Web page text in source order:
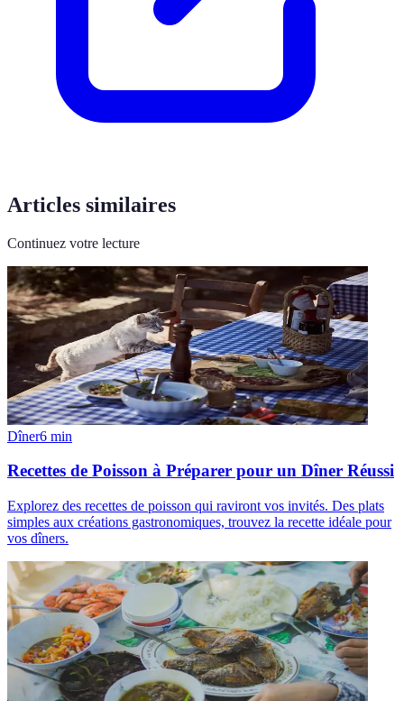
Articles similaires
Continuez votre lecture
Dîner6 min
Recettes de Poisson à Préparer pour un Dîner Réussi
Explorez des recettes de poisson qui raviront vos invités. Des plats
simples aux créations gastronomiques, trouvez la recette idéale pour
vos dîners.